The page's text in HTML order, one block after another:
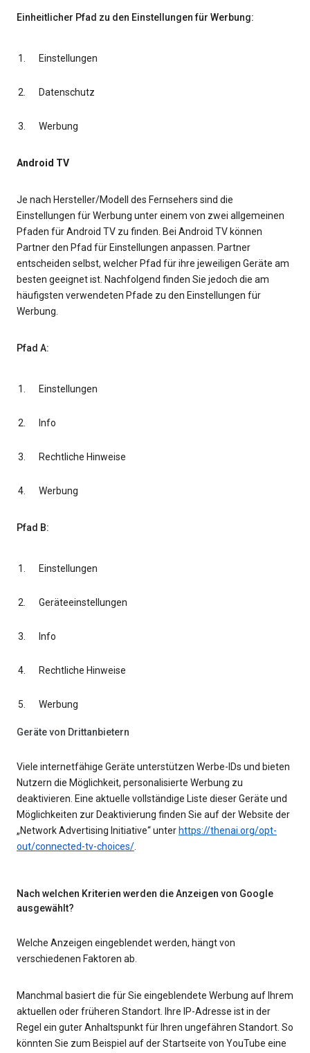
Einheitlicher Pfad zu den Einstellungen für Werbung:
Einstellungen
Datenschutz
Werbung
Android TV
Je nach Hersteller/Modell des Fernsehers sind die
Einstellungen für Werbung unter einem von zwei allgemeinen
Pfaden für Android TV zu finden. Bei Android TV können
Partner den Pfad für Einstellungen anpassen. Partner
entscheiden selbst, welcher Pfad für ihre jeweiligen Geräte am
besten geeignet ist. Nachfolgend finden Sie jedoch die am
häufigsten verwendeten Pfade zu den Einstellungen für
Werbung.
Pfad A:
Einstellungen
Info
Rechtliche Hinweise
Werbung
Pfad B:
Einstellungen
Geräteeinstellungen
Info
Rechtliche Hinweise
Werbung
Geräte von Drittanbietern
Viele internetfähige Geräte unterstützen Werbe-IDs und bieten
Nutzern die Möglichkeit, personalisierte Werbung zu
deaktivieren. Eine aktuelle vollständige Liste dieser Geräte und
Möglichkeiten zur Deaktivierung finden Sie auf der Website der
„Network Advertising Initiative“ unter https://thenai.org/opt-
out/connected-tv-choices/.
Nach welchen Kriterien werden die Anzeigen von Google
ausgewählt?
Welche Anzeigen eingeblendet werden, hängt von
verschiedenen Faktoren ab.
Manchmal basiert die für Sie eingeblendete Werbung auf Ihrem
aktuellen oder früheren Standort. Ihre IP-Adresse ist in der
Regel ein guter Anhaltspunkt für Ihren ungefähren Standort. So
könnten Sie zum Beispiel auf der Startseite von YouTube eine